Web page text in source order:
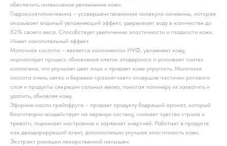
обеспечить интенсивное увлажнение кожи.
Гидроксиэтилмочевина – усовершенствованная молекула мочевины, которая
оказывает видимый увлажняющий эффект, удерживает воду в количестве до
82% своего веса. Способствует увеличению эластичности и гладкости кожи.
Имеет накопительный эффект.
Молочная кислота – является компонентом НУФ, увлажняет кожу,
нормализует процесс обновления клеток эпидермиса и усиливает синтез
коллагена, что улучшает цвет лица и придает коже упругость. Молочная
кислота очень мягко и бережно «размягчает» отмершие частички рогового
слоя и продукты секреции сальных желез, помогая полимеру их захватить и
удалить, обновляя кожу.
Эфирное масло грейпфрута – придает продукту бодрящий аромат, который
благотворно воздействует на нервную систему, снимает чувство страха и
тревоги, поднимает настроение и заряжает энергией. Работает в продукте
как дезодорирующий агент, дополнительно улучшая эластичность кожи.
Экстракт ромашки лекарственной насыщен: